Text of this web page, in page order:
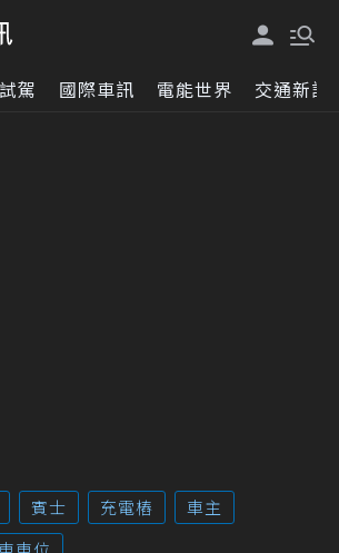
駕 國際車訊 電能世界 交通新訊
賓士 充電樁
車主